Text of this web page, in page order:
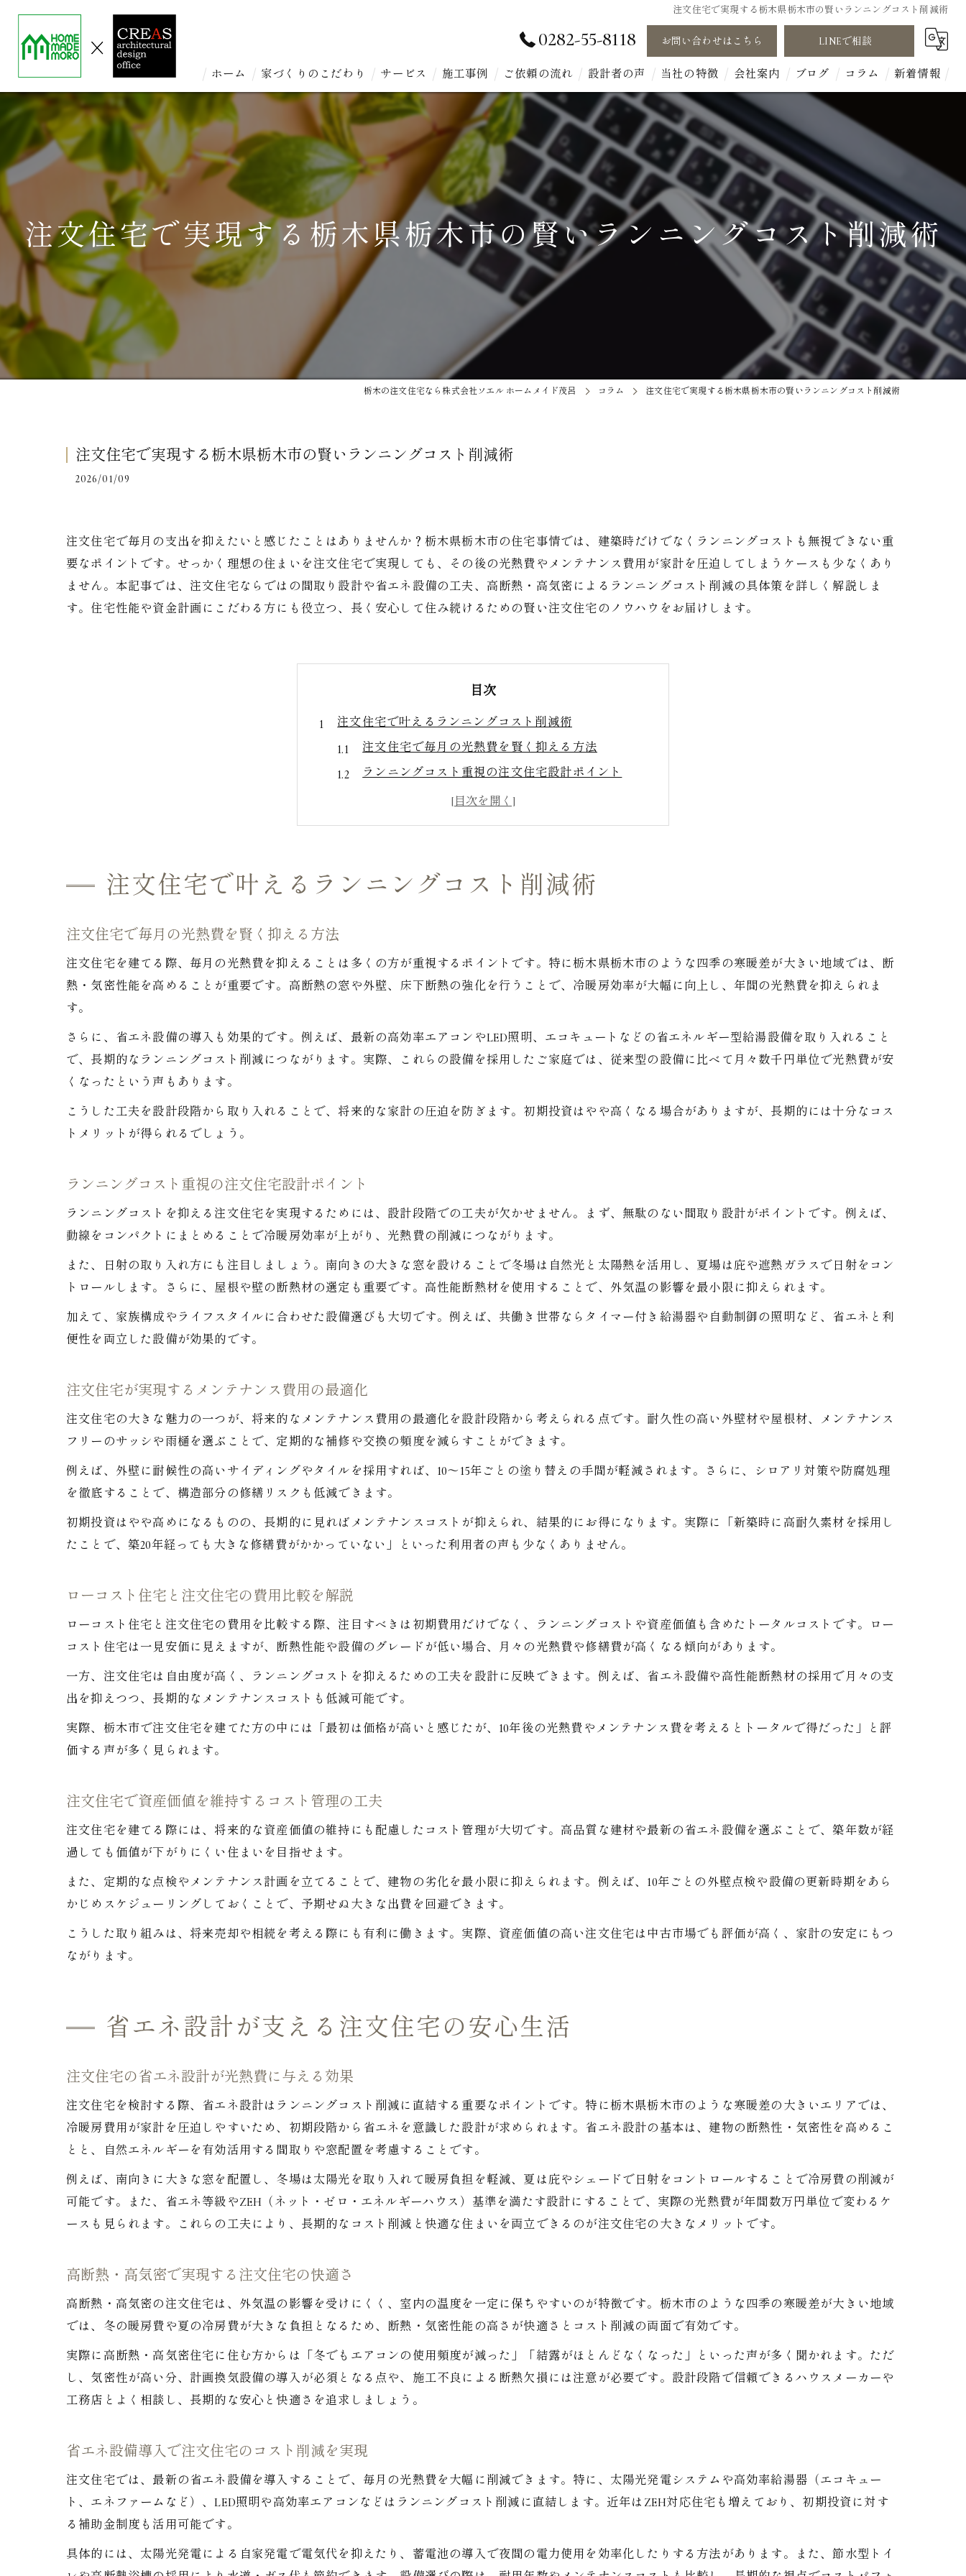
注文住宅で実現する栃木県栃木市の賢いランニングコスト削減術
0282-55-8118 お問い合わせはこちら LINEで相談
ホーム 家づくりのこだわり サービス 施工事例 ご依頼の流れ 設計者の声 当社の特徴
断熱性能
木
無垢材
工務店
会社案内 ブログ コラム 新着情報
注文住宅で実現する栃木県栃木市の賢いランニングコスト削減術
栃木の注文住宅なら株式会社ソエル ホームメイド茂呂 コラム 注文住宅で実現する栃木県栃木市の賢いランニングコスト削減術
注文住宅で実現する栃木県栃木市の賢いランニングコスト削減術
2026/01/09
注文住宅で毎月の支出を抑えたいと感じたことはありませんか？栃木県栃木市の住宅事情では、建築時だけでなくランニングコストも無視できない重
要なポイントです。せっかく理想の住まいを注文住宅で実現しても、その後の光熱費やメンテナンス費用が家計を圧迫してしまうケースも少なくあり
ません。本記事では、注文住宅ならではの間取り設計や省エネ設備の工夫、高断熱・高気密によるランニングコスト削減の具体策を詳しく解説しま
す。住宅性能や資金計画にこだわる方にも役立つ、長く安心して住み続けるための賢い注文住宅のノウハウをお届けします。
目次
注文住宅で叶えるランニングコスト削減術
注文住宅で毎月の光熱費を賢く抑える方法
ランニングコスト重視の注文住宅設計ポイント
注文住宅が実現するメンテナンス費用の最適化
ローコスト住宅と注文住宅の費用比較を解説
省エネ設計が支える注文住宅の安心生活
注文住宅の省エネ設計が光熱費に与える効果
ランニングコストを考えるなら注文住宅が有利
快適な暮らしとコスト削減を両立するヒント
家族構成に合わせた注文住宅のコスト対策
栃木市で賢く家を建てるためのポイント集
注文住宅で押さえたい栃木市の建築ポイント
栃木市で注文住宅の土地選びとコスト管理
地元工務店と注文住宅のコストパフォーマンス
注文住宅で叶えるランニングコスト削減術
注文住宅で毎月の光熱費を賢く抑える方法
注文住宅を建てる際、毎月の光熱費を抑えることは多くの方が重視するポイントです。特に栃木県栃木市のような四季の寒暖差が大きい地域では、断
熱・気密性能を高めることが重要です。高断熱の窓や外壁、床下断熱の強化を行うことで、冷暖房効率が大幅に向上し、年間の光熱費を抑えられま
す。
さらに、省エネ設備の導入も効果的です。例えば、最新の高効率エアコンやLED照明、エコキュートなどの省エネルギー型給湯設備を取り入れること
で、長期的なランニングコスト削減につながります。実際、これらの設備を採用したご家庭では、従来型の設備に比べて月々数千円単位で光熱費が安
くなったという声もあります。
こうした工夫を設計段階から取り入れることで、将来的な家計の圧迫を防ぎます。初期投資はやや高くなる場合がありますが、長期的には十分なコス
トメリットが得られるでしょう。
ランニングコスト重視の注文住宅設計ポイント
ランニングコストを抑える注文住宅を実現するためには、設計段階での工夫が欠かせません。まず、無駄のない間取り設計がポイントです。例えば、
動線をコンパクトにまとめることで冷暖房効率が上がり、光熱費の削減につながります。
また、日射の取り入れ方にも注目しましょう。南向きの大きな窓を設けることで冬場は自然光と太陽熱を活用し、夏場は庇や遮熱ガラスで日射をコン
トロールします。さらに、屋根や壁の断熱材の選定も重要です。高性能断熱材を使用することで、外気温の影響を最小限に抑えられます。
加えて、家族構成やライフスタイルに合わせた設備選びも大切です。例えば、共働き世帯ならタイマー付き給湯器や自動制御の照明など、省エネと利
便性を両立した設備が効果的です。
注文住宅が実現するメンテナンス費用の最適化
注文住宅の大きな魅力の一つが、将来的なメンテナンス費用の最適化を設計段階から考えられる点です。耐久性の高い外壁材や屋根材、メンテナンス
フリーのサッシや雨樋を選ぶことで、定期的な補修や交換の頻度を減らすことができます。
例えば、外壁に耐候性の高いサイディングやタイルを採用すれば、10～15年ごとの塗り替えの手間が軽減されます。さらに、シロアリ対策や防腐処理
を徹底することで、構造部分の修繕リスクも低減できます。
初期投資はやや高めになるものの、長期的に見ればメンテナンスコストが抑えられ、結果的にお得になります。実際に「新築時に高耐久素材を採用し
たことで、築20年経っても大きな修繕費がかかっていない」といった利用者の声も少なくありません。
ローコスト住宅と注文住宅の費用比較を解説
ローコスト住宅と注文住宅の費用を比較する際、注目すべきは初期費用だけでなく、ランニングコストや資産価値も含めたトータルコストです。ロー
コスト住宅は一見安価に見えますが、断熱性能や設備のグレードが低い場合、月々の光熱費や修繕費が高くなる傾向があります。
一方、注文住宅は自由度が高く、ランニングコストを抑えるための工夫を設計に反映できます。例えば、省エネ設備や高性能断熱材の採用で月々の支
出を抑えつつ、長期的なメンテナンスコストも低減可能です。
実際、栃木市で注文住宅を建てた方の中には「最初は価格が高いと感じたが、10年後の光熱費やメンテナンス費を考えるとトータルで得だった」と評
価する声が多く見られます。
注文住宅で資産価値を維持するコスト管理の工夫
注文住宅を建てる際には、将来的な資産価値の維持にも配慮したコスト管理が大切です。高品質な建材や最新の省エネ設備を選ぶことで、築年数が経
過しても価値が下がりにくい住まいを目指せます。
また、定期的な点検やメンテナンス計画を立てることで、建物の劣化を最小限に抑えられます。例えば、10年ごとの外壁点検や設備の更新時期をあら
かじめスケジューリングしておくことで、予期せぬ大きな出費を回避できます。
こうした取り組みは、将来売却や相続を考える際にも有利に働きます。実際、資産価値の高い注文住宅は中古市場でも評価が高く、家計の安定にもつ
ながります。
省エネ設計が支える注文住宅の安心生活
注文住宅の省エネ設計が光熱費に与える効果
注文住宅を検討する際、省エネ設計はランニングコスト削減に直結する重要なポイントです。特に栃木県栃木市のような寒暖差の大きいエリアでは、
冷暖房費用が家計を圧迫しやすいため、初期段階から省エネを意識した設計が求められます。省エネ設計の基本は、建物の断熱性・気密性を高めるこ
とと、自然エネルギーを有効活用する間取りや窓配置を考慮することです。
例えば、南向きに大きな窓を配置し、冬場は太陽光を取り入れて暖房負担を軽減、夏は庇やシェードで日射をコントロールすることで冷房費の削減が
可能です。また、省エネ等級やZEH（ネット・ゼロ・エネルギーハウス）基準を満たす設計にすることで、実際の光熱費が年間数万円単位で変わるケ
ースも見られます。これらの工夫により、長期的なコスト削減と快適な住まいを両立できるのが注文住宅の大きなメリットです。
高断熱・高気密で実現する注文住宅の快適さ
高断熱・高気密の注文住宅は、外気温の影響を受けにくく、室内の温度を一定に保ちやすいのが特徴です。栃木市のような四季の寒暖差が大きい地域
では、冬の暖房費や夏の冷房費が大きな負担となるため、断熱・気密性能の高さが快適さとコスト削減の両面で有効です。
実際に高断熱・高気密住宅に住む方からは「冬でもエアコンの使用頻度が減った」「結露がほとんどなくなった」といった声が多く聞かれます。ただ
し、気密性が高い分、計画換気設備の導入が必須となる点や、施工不良による断熱欠損には注意が必要です。設計段階で信頼できるハウスメーカーや
工務店とよく相談し、長期的な安心と快適さを追求しましょう。
省エネ設備導入で注文住宅のコスト削減を実現
注文住宅では、最新の省エネ設備を導入することで、毎月の光熱費を大幅に削減できます。特に、太陽光発電システムや高効率給湯器（エコキュー
ト、エネファームなど）、LED照明や高効率エアコンなどはランニングコスト削減に直結します。近年はZEH対応住宅も増えており、初期投資に対す
る補助金制度も活用可能です。
具体的には、太陽光発電による自家発電で電気代を抑えたり、蓄電池の導入で夜間の電力使用を効率化したりする方法があります。また、節水型トイ